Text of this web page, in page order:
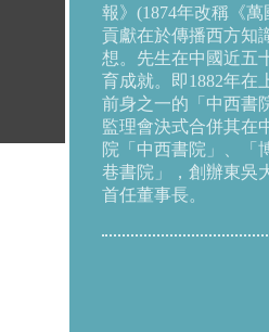
報》(1874年改稱《
貢獻在於傳播西方知
想。先生在中國近五
育成就。即1882年在
前身之一的「中西書
監理會決式合併其在
院「中西書院」、「
巷書院」，創辦東吳
首任董事長。